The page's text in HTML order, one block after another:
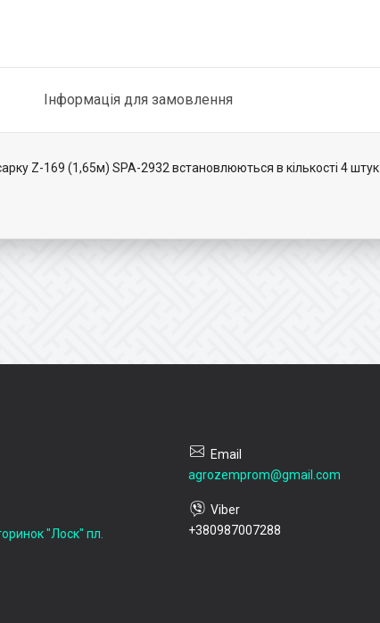
Інформація для замовлення
Z-169 (1,65м) SPA-2932 встановлюються в кількості 4 штук.
"Лоск" пл.
agrozemprom@gmail.com
+380987007288